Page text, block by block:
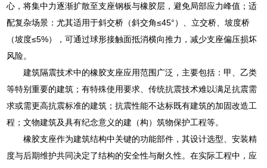
心，将集中力逐渐扩散至支座钢板与橡胶层，避免局部应力峰值；适
配复杂场景：尤其适用于斜交桥（斜交角≤45°）、立交桥、坡度桥
（坡度≤5%），可通过球形接触面抵消横向推力，减少支座偏压损坏
风险。
建筑隔震技术中的橡胶支座应用范围广泛，主要包括：甲、乙类
等特别重要的建筑；有特殊使用要求、传统抗震技术难以满足抗震需
求或需更高抗震标准的建筑；抗震性能不达标既有建筑的加固改造工
程；文物建筑及具有纪念意义的建（构）筑物保护工程等。
橡胶支座作为建筑结构中关键的功能部件，其设计选型、安装精
度与后期维护共同决定了结构的安全性与耐久性。在实际工程中，应